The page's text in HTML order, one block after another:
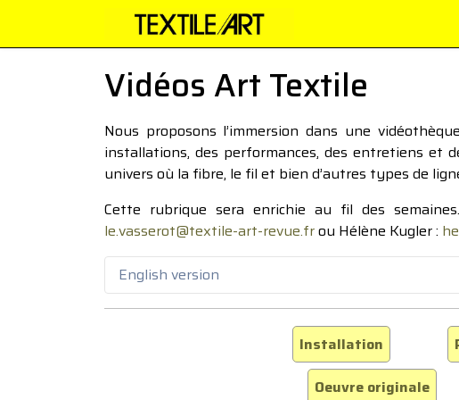
Vidéos Art Textile
Nous proposons l’immersion dans une
installations, des performances, des entretiens et
univers où la fibre, le fil et bien d’autres types de
Cette rubrique sera enrichie au fil des
le.vasserot@textile-art-revue.frou Hélène Kugler :
English version
Installation
Oeuvre originale